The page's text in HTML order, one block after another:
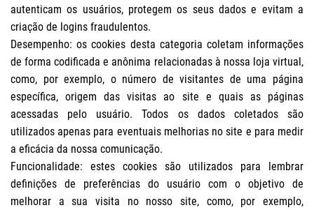
autenticam os usuários, protegem os seus dados e evitam a
criação de logins fraudulentos.
Desempenho: os cookies desta categoria coletam informações
de forma codificada e anônima relacionadas à nossa loja virtual,
como, por exemplo, o número de visitantes de uma página
específica, origem das visitas ao site e quais as páginas
acessadas pelo usuário. Todos os dados coletados são
utilizados apenas para eventuais melhorias no site e para medir
a eficácia da nossa comunicação.
Funcionalidade: estes cookies são utilizados para lembrar
definições de preferências do usuário com o objetivo de
melhorar a sua visita no nosso site, como, por exemplo,